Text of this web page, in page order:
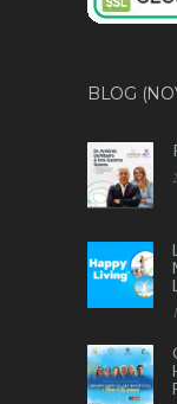
BLOG